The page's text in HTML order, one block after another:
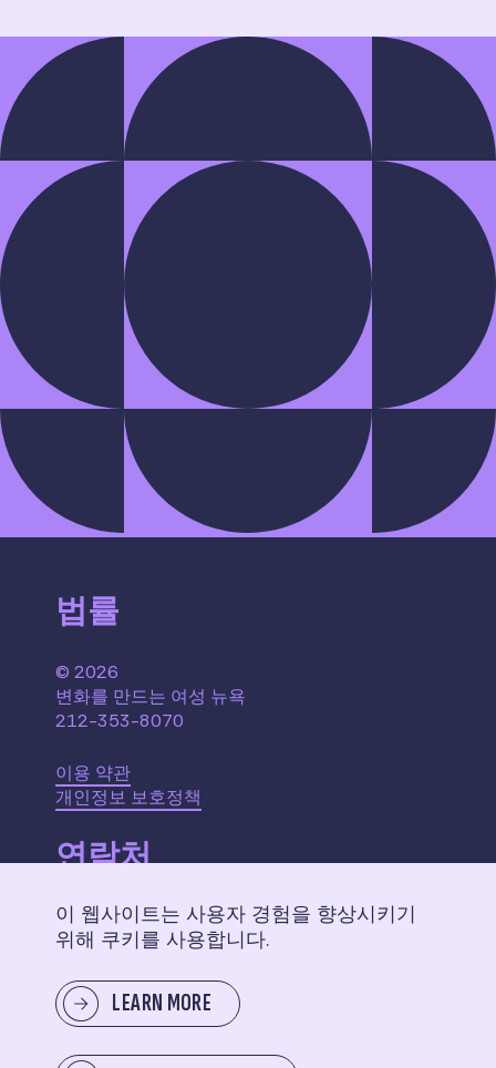
법률
© 2026
변화를 만드는 여성 뉴욕
212-353-8070
이용 약관
개인정보 보호정책
연락처
110 W. 40th Street,
Suite 2207
메시지 보내기
이 웹사이트는 사용자 경험을 향상시키기
위해 쿠키를 사용합니다.
LEARN MORE